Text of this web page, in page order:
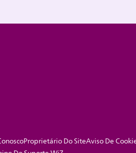
Proprietário Do SiteAviso De